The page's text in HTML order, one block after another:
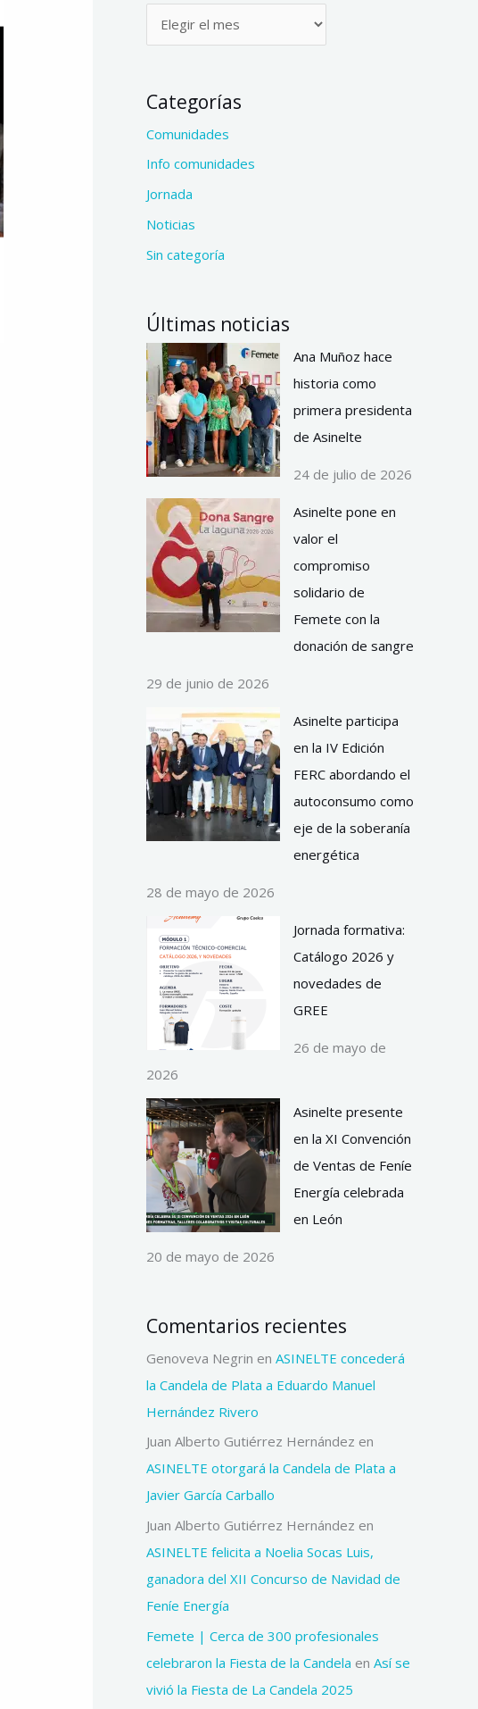
Categorías
Comunidades
Info comunidades
Jornada
Noticias
Sin categoría
Últimas noticias
Ana Muñoz hace
historia como
primera presidenta
de Asinelte
24 de julio de 2026
Asinelte pone en
valor el
compromiso
solidario de
Femete con la
donación de sangre
29 de junio de 2026
Asinelte participa
en la IV Edición
FERC abordando el
autoconsumo como
eje de la soberanía
energética
28 de mayo de 2026
Jornada formativa:
Catálogo 2026 y
novedades de
GREE
26 de mayo de
2026
Asinelte presente
en la XI Convención
de Ventas de Feníe
Energía celebrada
en León
20 de mayo de 2026
Comentarios recientes
Genoveva Negrin en ASINELTE concederá
la Candela de Plata a Eduardo Manuel
Hernández Rivero
Juan Alberto Gutiérrez Hernández en
ASINELTE otorgará la Candela de Plata a
Javier García Carballo
Juan Alberto Gutiérrez Hernández en
ASINELTE felicita a Noelia Socas Luis,
ganadora del XII Concurso de Navidad de
Feníe Energía
Femete | Cerca de 300 profesionales
celebraron la Fiesta de la Candela en Así se
vivió la Fiesta de La Candela 2025